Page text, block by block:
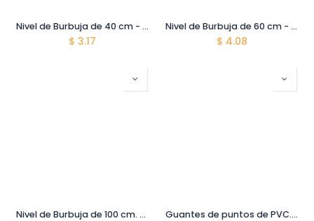
Nivel de Burbuja de 40 cm - Espesor del Aluminio 1 mm - Alta Calidad - Alta Precision
$ 3.17
Nivel de Burbuja de 60 cm - Espesor del Aluminio 1 mm - Alta Calidad - Alta Precision
$ 4.08
Nivel de Burbuja de 100 cm. Espesor del Aluminio 1 mm. Alta Calidad. Alta Precision. Guantes de puntos de PVC. Calibre 10. medida 10 (XL) - 1 par